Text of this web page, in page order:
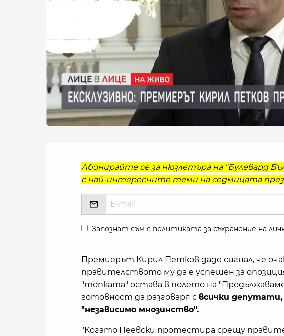
Абонирайте се за нюзлетъра на "Булевард
с най-интересните теми на седмицата през
Запознат съм с политиката за съхранение на
Премиерът Кирил Петков даде сигнал, че
правителството му да е успешен за
"топката" остава в полето на
готовност да разговаря с всички
"независимо мнозинство".
"Когато Пеевски протестира срещу